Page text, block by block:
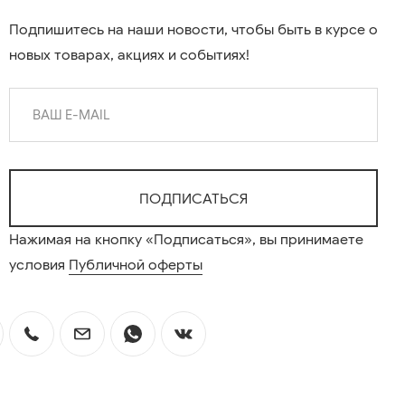
Подпишитесь на наши новости, чтобы быть в курсе о
новых товарах, акциях и событиях!
Нажимая на кнопку «Подписаться», вы принимаете
условия Публичной оферты